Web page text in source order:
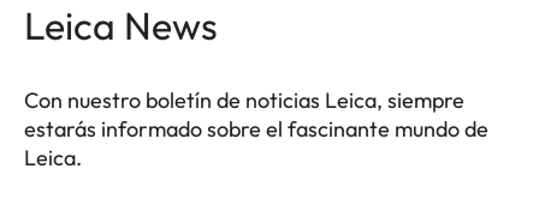
Leica News
Con nuestro boletín de noticias Leica, siempre
estarás informado sobre el fascinante mundo de
Leica.